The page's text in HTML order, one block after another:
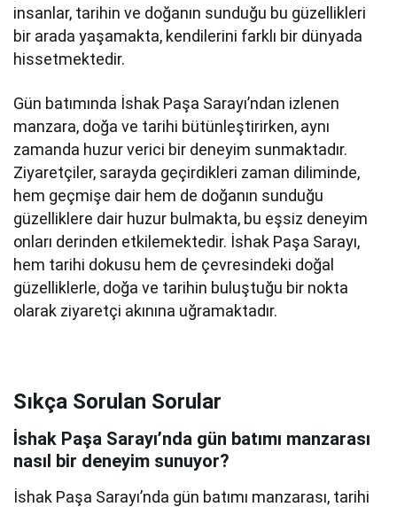
insanlar, tarihin ve doğanın sunduğu bu güzellikleri
bir arada yaşamakta, kendilerini farklı bir dünyada
hissetmektedir.
Gün batımında İshak Paşa Sarayı’ndan izlenen
manzara, doğa ve tarihi bütünleştirirken, aynı
zamanda huzur verici bir deneyim sunmaktadır.
Ziyaretçiler, sarayda geçirdikleri zaman diliminde,
hem geçmişe dair hem de doğanın sunduğu
güzelliklere dair huzur bulmakta, bu eşsiz deneyim
onları derinden etkilemektedir. İshak Paşa Sarayı,
hem tarihi dokusu hem de çevresindeki doğal
güzelliklerle, doğa ve tarihin buluştuğu bir nokta
olarak ziyaretçi akınına uğramaktadır.
Sıkça Sorulan Sorular
İshak Paşa Sarayı’nda gün batımı manzarası
nasıl bir deneyim sunuyor?
İshak Paşa Sarayı’nda gün batımı manzarası, tarihi